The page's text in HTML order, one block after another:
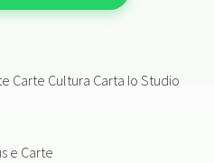
Carte Cultura Carta Io Studio
e Carte